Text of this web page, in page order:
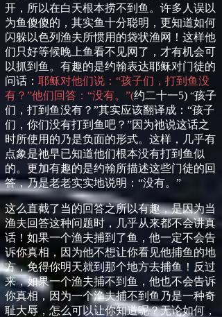
开，所以在白天根本捞不到鱼。许多人误以
为鱼傻傻的，其实鱼十分聪明，更知道如何
闪躲以色列渔夫所惯用的袋状渔网！这样他
们只好等候晚上鱼看不见网了，才有机会可
以抓到鱼。有趣的是约翰表达耶稣对门徒的
问话： 耶稣对他们说：“孩子们，打到鱼没
有？”他们回答：“没有。”(约二十一5) “孩子
们，打到鱼没有？ ”其实应该翻译成： “孩子
们，你们没有打到鱼吧？ ”因为祂说这话之
时所使用的乃是负面的形式。 这样， 几乎有
点象是祂早已知道他们根本没有打到鱼似
的。更加有趣的是约翰所描述这些门徒的回
答，乃是老老实实地说明： “没有。 ”
这么直截了当的回答之所以有趣，是因为当
渔夫回答这种问题时，几乎从来都不会讲真
话！如果一个渔夫捕到了鱼，他一定不会告
诉你真相，因为他不想让你看见他捕鱼的地
方，免得你明天就到那个地方去捕鱼！反过
来，如果一个渔夫捕不到鱼，他也不会告诉
你真相，因为一个渔夫捕不到鱼乃是一种奇
耻大辱，怎么可以让你知道呢？无论如何，